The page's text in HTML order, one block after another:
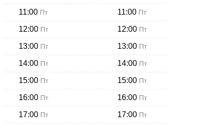
11:00 Пт 11:00 Пт
12:00 Пт 12:00 Пт
13:00 Пт 13:00 Пт
14:00 Пт 14:00 Пт
15:00 Пт 15:00 Пт
16:00 Пт 16:00 Пт
17:00 Пт 17:00 Пт